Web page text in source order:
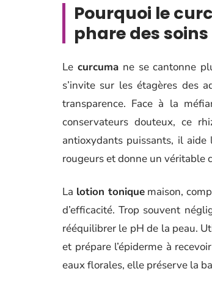
Pourquoi le
phare des
Le curcumane se cantonne
s’invite sur les étagères des
transparence. Face à la
conservateurs douteux, ce
antioxydants puissants, il
rougeurs et donne un véritable
La lotion toniquemaison,
d’efficacité. Trop souvent
rééquilibrer le pH de la peau.
et prépare l’épiderme à
eaux florales, elle préserve la